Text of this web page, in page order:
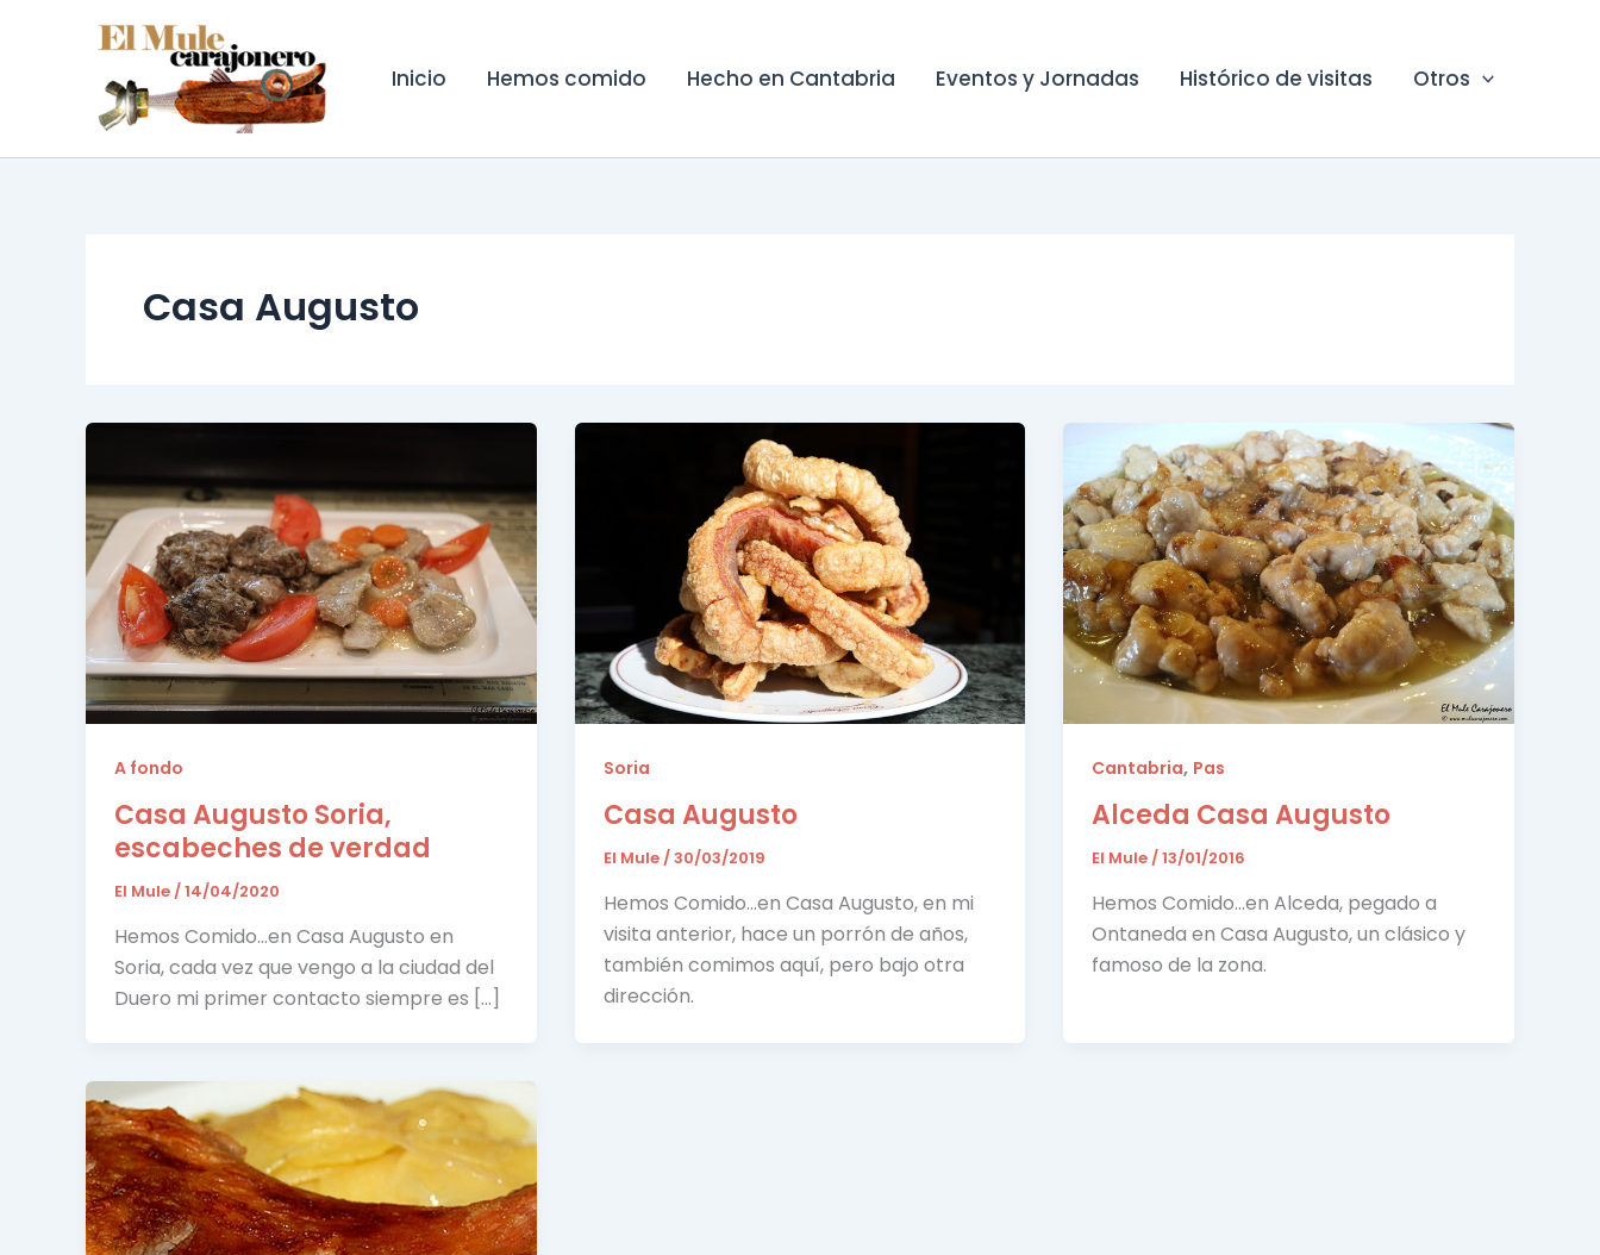
Inicio Hemos comido Hecho en Cantabria Eventos y Jornadas Histórico de visitas Otros
Casa Augusto
A fondo
Casa Augusto Soria,
escabeches de verdad
El Mule/14/04/2020
Hemos Comido…en Casa Augusto en
Soria, cada vez que vengo a la ciudad del
Duero mi primer contacto siempre es […]
Soria
Casa Augusto
El Mule/30/03/2019
Hemos Comido…en Casa Augusto, en mi
visita anterior, hace un porrón de años,
también comimos aquí, pero bajo otra
dirección.
Cantabria, Pas
Alceda Casa Augusto
El Mule/13/01/2016
Hemos Comido…en Alceda, pegado a
Ontaneda en Casa Augusto, un clásico y
famoso de la zona.